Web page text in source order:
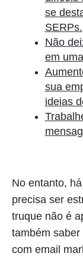
se
SERPs.
Não
em
sua
ideias
No entanto,
precisa ser
truque não é
também
com email